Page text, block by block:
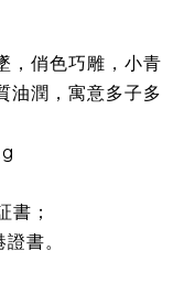
，俏色巧雕，小青
油潤，寓意多子多
書；
書。